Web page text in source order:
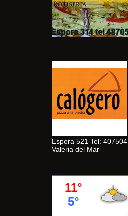
Espora 521 Tel: 407504
Valeria del Mar